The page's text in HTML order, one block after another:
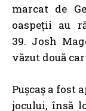
marcat de
oaspeții au
39. Josh
văzut două
Pușcaș a fost
jocului, însă